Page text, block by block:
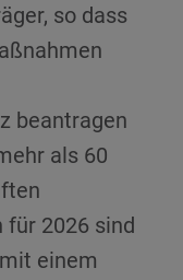
so dass
beantragen
als 60
für 2026 sind
einem